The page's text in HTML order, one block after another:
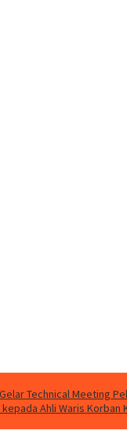
Technical Meeting
Ahli Waris Korban